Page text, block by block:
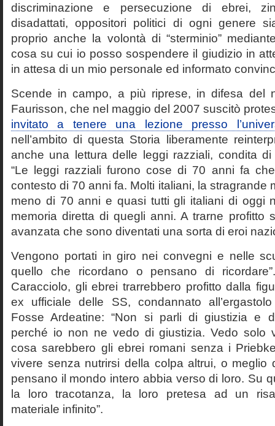
discriminazione e persecuzione di ebrei,
disadattati, oppositori politici di ogni genere
proprio anche la volontà di “sterminio”
cosa su cui io posso sospendere il giudizio in
in attesa di un mio personale ed informato
Scende in campo, a più riprese, in difesa del
Faurisson, che nel maggio del 2007 suscitò
invitato a tenere una lezione presso
nell’ambito di questa Storia liberamente
anche una lettura delle leggi razziali, condita di
“Le leggi razziali furono cose di 70 anni fa
contesto di 70 anni fa. Molti italiani, la stragrande
meno di 70 anni e quasi tutti gli italiani di oggi
memoria diretta di quegli anni. A trarne profitto
avanzata che sono diventati una sorta di eroi
Vengono portati in giro nei convegni e nelle
quello che ricordano o pensano di
Caracciolo, gli ebrei trarrebbero profitto dalla
ex ufficiale delle SS, condannato
Fosse Ardeatine: “Non si parli di giustizia e
perché io non ne vedo di giustizia. Vedo solo
cosa sarebbero gli ebrei romani senza i
vivere senza nutrirsi della colpa altrui, o meglio
pensano il mondo intero abbia verso di loro. Su
la loro tracotanza, la loro pretesa ad un
materiale infinito”.